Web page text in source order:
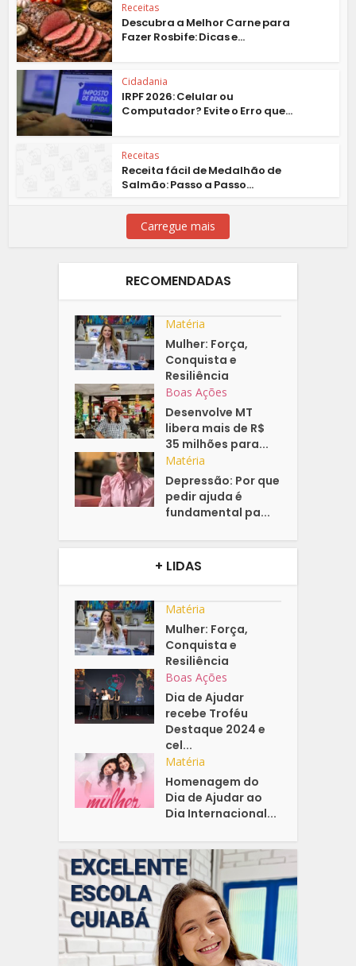
Receitas
Descubra a Melhor Carne para
Fazer Rosbife: Dicas e...
Cidadania
IRPF 2026: Celular ou
Computador? Evite o Erro que...
Receitas
Receita fácil de Medalhão de
Salmão: Passo a Passo...
Carregue mais
RECOMENDADAS
Matéria
Mulher: Força,
Conquista e
Resiliência
Boas Ações
Desenvolve MT
libera mais de R$
35 milhões para...
Matéria
Depressão: Por que
pedir ajuda é
fundamental pa...
+ LIDAS
Matéria
Mulher: Força,
Conquista e
Resiliência
Boas Ações
Dia de Ajudar
recebe Troféu
Destaque 2024 e
cel...
Matéria
Homenagem do
Dia de Ajudar ao
Dia Internacional...